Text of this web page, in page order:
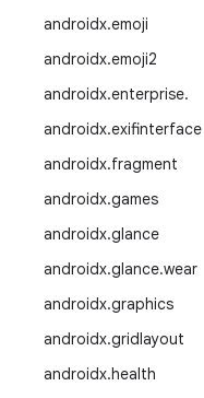
androidx.emoji
androidx.emoji2
androidx.enterprise.
androidx.exifinterface
androidx.fragment
androidx.games
androidx.glance
androidx.glance.wear
androidx.graphics
androidx.gridlayout
androidx.health